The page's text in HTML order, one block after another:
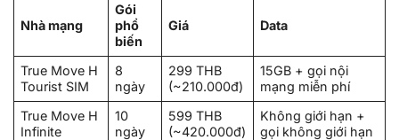
Nhà mạng
Gói
phổ
biến
Giá Data
True Move H
Tourist SIM
8
ngày
299 THB
(~210.000đ)
15GB + gọi nội
mạng miễn phí
True Move H
Infinite
10
ngày
599 THB
(~420.000đ)
Không giới hạn +
gọi không giới hạn